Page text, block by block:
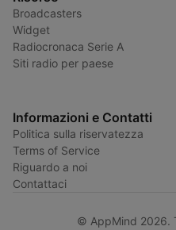
Broadcasters
Widget
Radiocronaca Serie A
Siti radio per paese
Informazioni e Contatti
Politica sulla riservatezza
Terms of Service
Riguardo a noi
Contattaci
© AppMind 2026.